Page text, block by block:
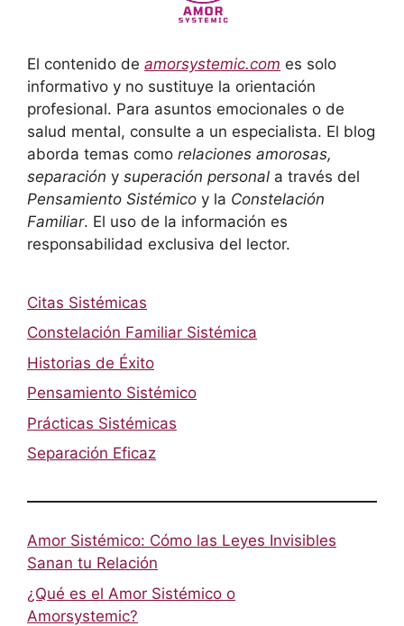
El contenido de amorsystemic.com es solo
informativo y no sustituye la orientación
profesional. Para asuntos emocionales o de
salud mental, consulte a un especialista. El blog
aborda temas como relaciones amorosas,
separación y superación personal a través del
Pensamiento Sistémico y la Constelación
Familiar. El uso de la información es
responsabilidad exclusiva del lector.
Citas Sistémicas
Constelación Familiar Sistémica
Historias de Éxito
Pensamiento Sistémico
Prácticas Sistémicas
Separación Eficaz
Amor Sistémico: Cómo las Leyes Invisibles
Sanan tu Relación
¿Qué es el Amor Sistémico o
Amorsystemic?